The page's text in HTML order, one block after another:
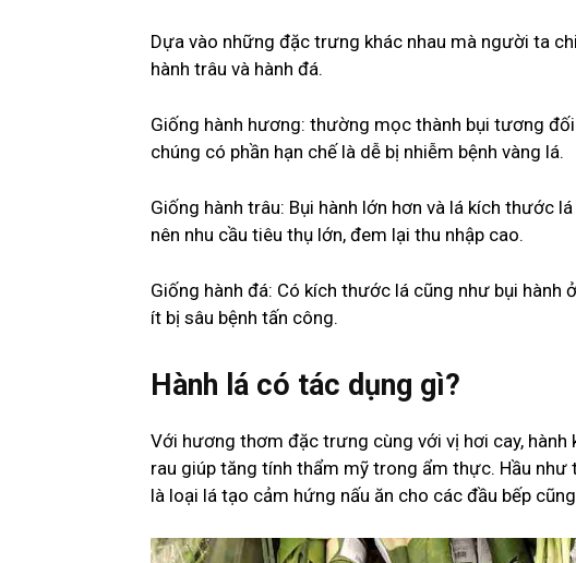
Dựa vào những đặc trưng khác nhau mà người ta
hành trâu và hành đá.
Giống hành hương: thường mọc thành bụi tương
chúng có phần hạn chế là dễ bị nhiễm bệnh vàng lá.
Giống hành trâu: Bụi hành lớn hơn và lá kích thước
nên nhu cầu tiêu thụ lớn, đem lại thu nhập cao.
Giống hành đá: Có kích thước lá cũng như bụi hành
ít bị sâu bệnh tấn công.
Hành lá có tác dụng gì?
Với hương thơm đặc trưng cùng với vị hơi cay,
rau giúp tăng tính thẩm mỹ trong ẩm thực. Hầu
là loại lá tạo cảm hứng nấu ăn cho các đầu bếp